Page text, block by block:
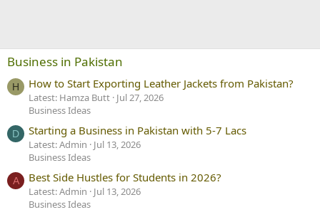
Business in Pakistan
H How to Start Exporting Leather Jackets from Pakistan?
Latest: Hamza Butt Jul 27, 2026
Business Ideas
D Starting a Business in Pakistan with 5-7 Lacs
Latest: Admin
Jul 13, 2026
Business Ideas
A Best Side Hustles for Students in 2026?
Latest: Admin
Jul 13, 2026
Business Ideas